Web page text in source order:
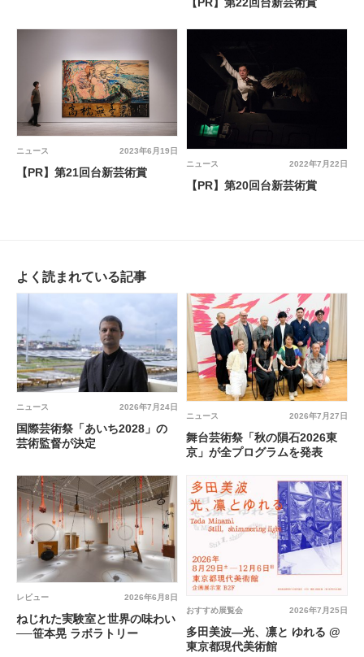
2023年6月19日
ニュース
【PR】第21回台新芸術賞
2022年7月22日
ニュース
【PR】第20回台新芸術賞
よく読まれている記事
2026年7月24日
ニュース
国際芸術祭「あいち2028」の
芸術監督が決定
2026年7月27日
ニュース
舞台芸術祭「秋の隕石2026東
京」が全プログラムを発表
2026年6月8日
レビュー
ねじれた実験室と世界の味わい
──笹本晃 ラボラトリー
2026年7月25日
おすすめ展覧会
多田美波―光、凛と ゆれる @
東京都現代美術館